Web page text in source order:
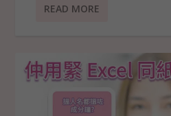
READ MORE